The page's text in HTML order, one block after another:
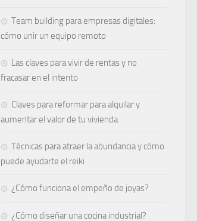
Team building para empresas digitales:
cómo unir un equipo remoto
Las claves para vivir de rentas y no
fracasar en el intento
Claves para reformar para alquilar y
aumentar el valor de tu vivienda
Técnicas para atraer la abundancia y cómo
puede ayudarte el reiki
¿Cómo funciona el empeño de joyas​?
¿Cómo diseñar una cocina industrial?